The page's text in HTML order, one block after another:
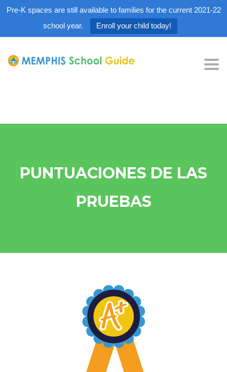
Pre-K spaces are still available to families for the current 2021-22
school year.
Enroll your child today!
PUNTUACIONES DE LAS
PRUEBAS